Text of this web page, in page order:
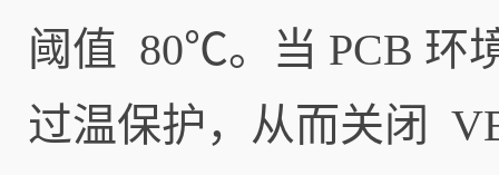
阈值 80℃。当 PCB 环
过温保护，从而关闭